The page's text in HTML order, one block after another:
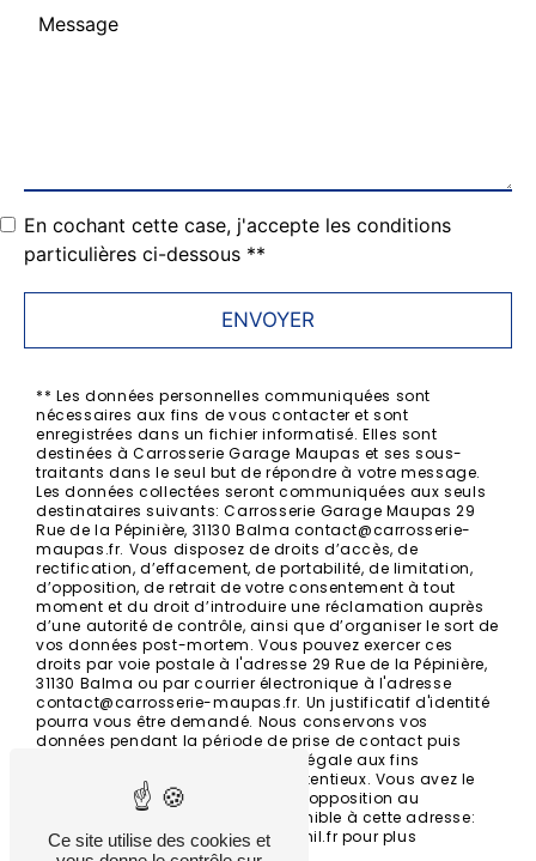
En cochant cette case, j'accepte les conditions
particulières ci-dessous **
ENVOYER
** Les données personnelles communiquées sont
nécessaires aux fins de vous contacter et sont
enregistrées dans un fichier informatisé. Elles sont
destinées à Carrosserie Garage Maupas et ses sous-
traitants dans le seul but de répondre à votre message.
Les données collectées seront communiquées aux seuls
destinataires suivants: Carrosserie Garage Maupas 29
Rue de la Pépinière, 31130 Balma contact@carrosserie-
maupas.fr. Vous disposez de droits d’accès, de
rectification, d’effacement, de portabilité, de limitation,
d’opposition, de retrait de votre consentement à tout
moment et du droit d’introduire une réclamation auprès
d’une autorité de contrôle, ainsi que d’organiser le sort de
vos données post-mortem. Vous pouvez exercer ces
droits par voie postale à l'adresse 29 Rue de la Pépinière,
31130 Balma ou par courrier électronique à l'adresse
contact@carrosserie-maupas.fr. Un justificatif d'identité
pourra vous être demandé. Nous conservons vos
données pendant la période de prise de contact puis
pendant la durée de prescription légale aux fins
probatoires et de gestion des contentieux. Vous avez le
droit de vous inscrire sur la liste d'opposition au
démarchage téléphonique, disponible à cette adresse:
Bloctel.gouv.fr. Consultez le site cnil.fr pour plus
d’informations sur vos droits.
Ce site utilise des cookies et